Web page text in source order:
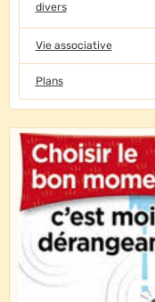
divers
Vie associative
Plans